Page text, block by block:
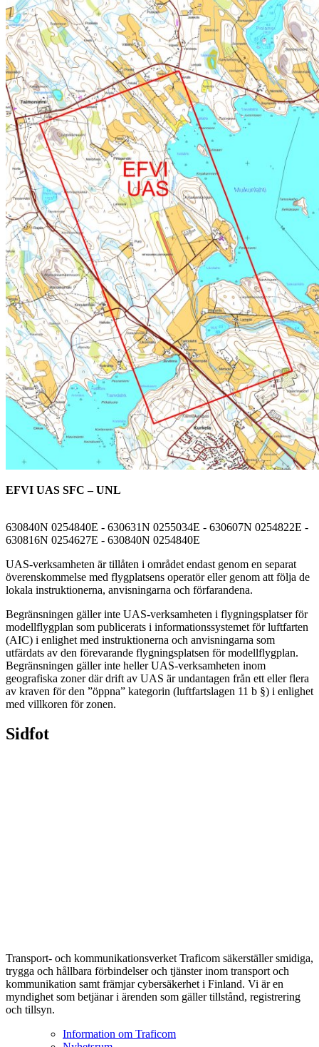
EFVI UAS SFC – UNL
630840N 0254840E - 630631N 0255034E - 630607N 0254822E -
630816N 0254627E - 630840N 0254840E
UAS-verksamheten är tillåten i området endast genom en separat
överenskommelse med flygplatsens operatör eller genom att följa de
lokala instruktionerna, anvisningarna och förfarandena.
Begränsningen gäller inte UAS-verksamheten i flygningsplatser för
modellflygplan som publicerats i informationssystemet för luftfarten
(AIC) i enlighet med instruktionerna och anvisningarna som
utfärdats av den förevarande flygningsplatsen för modellflygplan.
Begränsningen gäller inte heller UAS-verksamheten inom
geografiska zoner där drift av UAS är undantagen från ett eller flera
av kraven för den ”öppna” kategorin (luftfartslagen 11 b §) i enlighet
med villkoren för zonen.
Sidfot
Transport- och kommunikationsverket Traficom säkerställer smidiga,
trygga och hållbara förbindelser och tjänster inom transport och
kommunikation samt främjar cybersäkerhet i Finland. Vi är en
myndighet som betjänar i ärenden som gäller tillstånd, registrering
och tillsyn.
Information om Traficom